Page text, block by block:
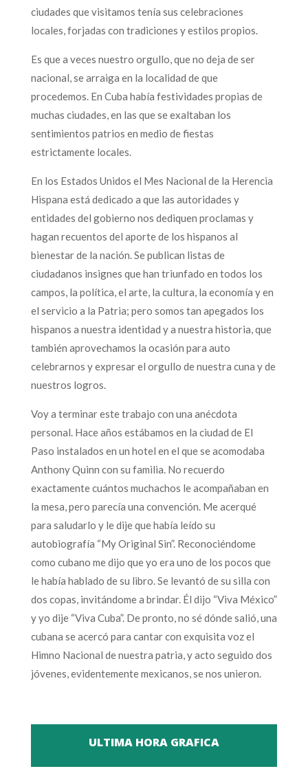
ciudades que visitamos tenía sus celebraciones
locales, forjadas con tradiciones y estilos propios.
Es que a veces nuestro orgullo, que no deja de ser
nacional, se arraiga en la localidad de que
procedemos. En Cuba había festividades propias de
muchas ciudades, en las que se exaltaban los
sentimientos patrios en medio de fiestas
estrictamente locales.
En los Estados Unidos el Mes Nacional de la Herencia
Hispana está dedicado a que las autoridades y
entidades del gobierno nos dediquen proclamas y
hagan recuentos del aporte de los hispanos al
bienestar de la nación. Se publican listas de
ciudadanos insignes que han triunfado en todos los
campos, la política, el arte, la cultura, la economía y en
el servicio a la Patria; pero somos tan apegados los
hispanos a nuestra identidad y a nuestra historia, que
también aprovechamos la ocasión para auto
celebrarnos y expresar el orgullo de nuestra cuna y de
nuestros logros.
Voy a terminar este trabajo con una anécdota
personal. Hace años estábamos en la ciudad de El
Paso instalados en un hotel en el que se acomodaba
Anthony Quinn con su familia. No recuerdo
exactamente cuántos muchachos le acompañaban en
la mesa, pero parecía una convención. Me acerqué
para saludarlo y le dije que había leído su
autobiografía “My Original Sin”. Reconociéndome
como cubano me dijo que yo era uno de los pocos que
le había hablado de su libro. Se levantó de su silla con
dos copas, invitándome a brindar. Él dijo “Viva México”
y yo dije “Viva Cuba”. De pronto, no sé dónde salió, una
cubana se acercó para cantar con exquisita voz el
Himno Nacional de nuestra patria, y acto seguido dos
jóvenes, evidentemente mexicanos, se nos unieron.
ULTIMA HORA GRAFICA